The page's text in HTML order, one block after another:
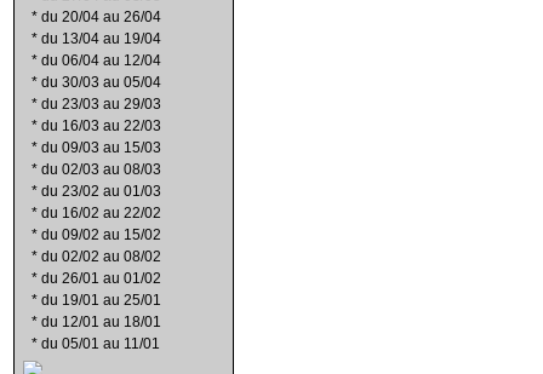
* du 20/04 au 26/04
* du 13/04 au 19/04
* du 06/04 au 12/04
* du 30/03 au 05/04
* du 23/03 au 29/03
* du 16/03 au 22/03
* du 09/03 au 15/03
* du 02/03 au 08/03
* du 23/02 au 01/03
* du 16/02 au 22/02
* du 09/02 au 15/02
* du 02/02 au 08/02
* du 26/01 au 01/02
* du 19/01 au 25/01
* du 12/01 au 18/01
* du 05/01 au 11/01